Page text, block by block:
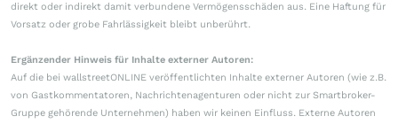
direkt oder indirekt damit verbundene Vermögensschäden aus. Eine Haftung für
Vorsatz oder grobe Fahrlässigkeit bleibt unberührt.
Ergänzender Hinweis für Inhalte externer Autoren:
Auf die bei wallstreetONLINE veröffentlichten Inhalte externer Autoren (wie z.B.
von Gastkommentatoren, Nachrichtenagenturen oder nicht zur Smartbroker-
Gruppe gehörende Unternehmen) haben wir keinen Einfluss. Externe Autoren